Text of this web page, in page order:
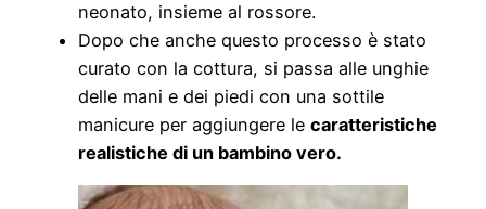
neonato, insieme al rossore.
Dopo che anche questo processo è stato
curato con la cottura, si passa alle unghie
delle mani e dei piedi con una sottile
manicure per aggiungere le caratteristiche
realistiche di un bambino vero.